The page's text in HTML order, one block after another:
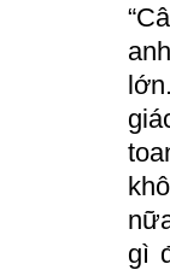
lớn.
gì